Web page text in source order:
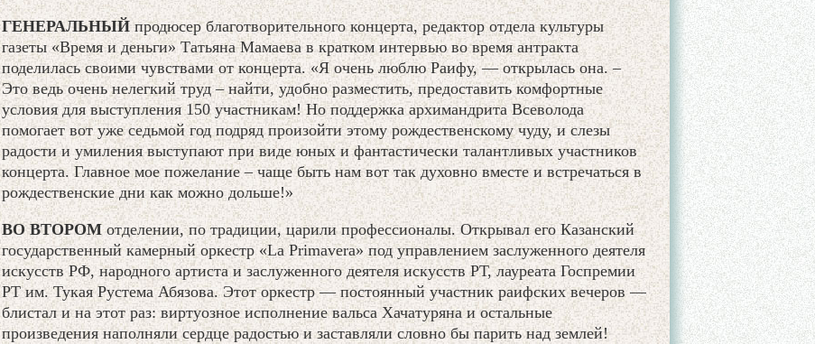
ГЕНЕРАЛЬНЫЙпродюсер благотворительного концерта, редактор отдела культуры
газеты «Время и деньги» Татьяна Мамаева в кратком интервью во время антракта
поделилась своими чувствами от концерта. «Я очень люблю Раифу, — открылась она. –
Это ведь очень нелегкий труд – найти, удобно разместить, предоставить комфортные
условия для выступления 150 участникам! Но поддержка архимандрита Всеволода
помогает вот уже седьмой год подряд произойти этому рождественскому чуду, и слезы
радости и умиления выступают при виде юных и фантастически талантливых участников
концерта. Главное мое пожелание – чаще быть нам вот так духовно вместе и встречаться в
рождественские дни как можно дольше!»
ВО ВТОРОМотделении, по традиции, царили профессионалы. Открывал его Казанский
государственный камерный оркестр «La Primavera» под управлением заслуженного деятеля
искусств РФ, народного артиста и заслуженного деятеля искусств РТ, лауреата Госпремии
РТ им. Тукая Рустема Абязова. Этот оркестр — постоянный участник раифских вечеров —
блистал и на этот раз: виртуозное исполнение вальса Хачатуряна и остальные
произведения наполняли сердце радостью и заставляли словно бы парить над землей!